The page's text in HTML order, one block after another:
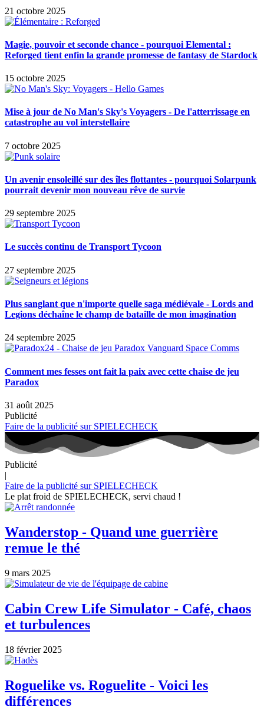
21 octobre 2025
Magie, pouvoir et seconde chance - pourquoi Elemental :
Reforged tient enfin la grande promesse de fantasy de Stardock
15 octobre 2025
Mise à jour de No Man's Sky's Voyagers - De l'atterrissage en
catastrophe au vol interstellaire
7 octobre 2025
Un avenir ensoleillé sur des îles flottantes - pourquoi Solarpunk
pourrait devenir mon nouveau rêve de survie
29 septembre 2025
Le succès continu de Transport Tycoon
27 septembre 2025
Plus sanglant que n'importe quelle saga médiévale - Lords and
Legions déchaîne le champ de bataille de mon imagination
24 septembre 2025
Comment mes fesses ont fait la paix avec cette chaise de jeu
Paradox
31 août 2025
Publicité
Faire de la publicité sur SPIELECHECK
Publicité
|
Faire de la publicité sur SPIELECHECK
Le plat froid de SPIELECHECK, servi chaud !
Wanderstop - Quand une guerrière
remue le thé
9 mars 2025
Cabin Crew Life Simulator - Café, chaos
et turbulences
18 février 2025
Roguelike vs. Roguelite - Voici les
différences